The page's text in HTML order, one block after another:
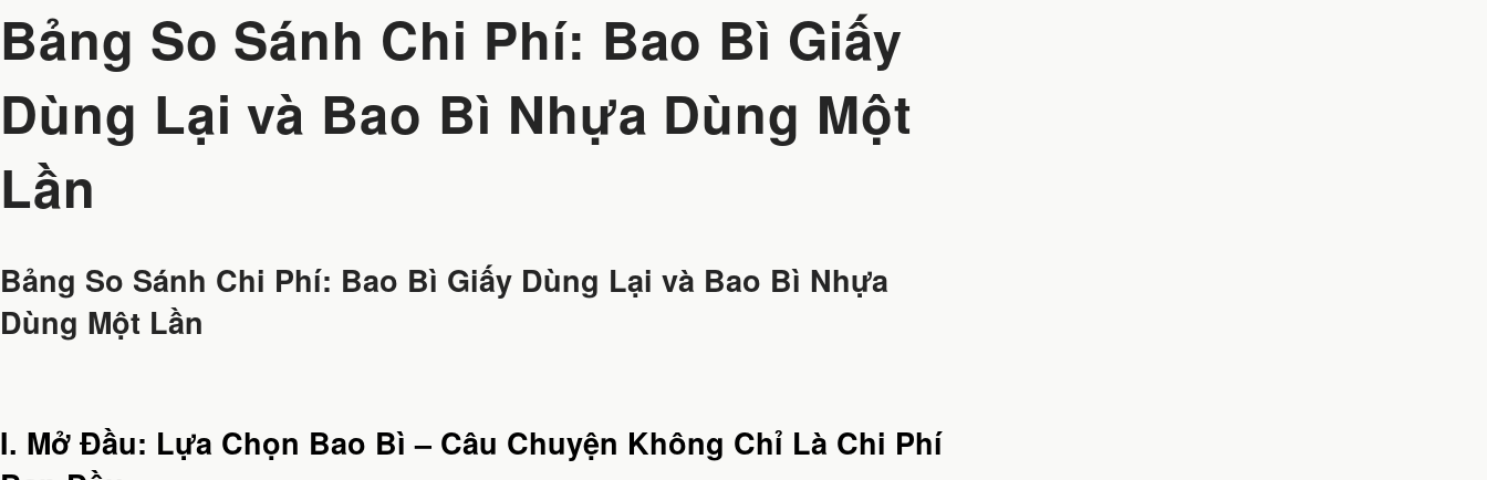
Bảng So Sánh Chi Phí: Bao Bì Giấy
Dùng Lại và Bao Bì Nhựa Dùng Một
Lần
Bảng So Sánh Chi Phí: Bao Bì Giấy Dùng Lại và Bao Bì Nhựa
Dùng Một Lần
I. Mở Đầu: Lựa Chọn Bao Bì – Câu Chuyện Không Chỉ Là Chi Phí